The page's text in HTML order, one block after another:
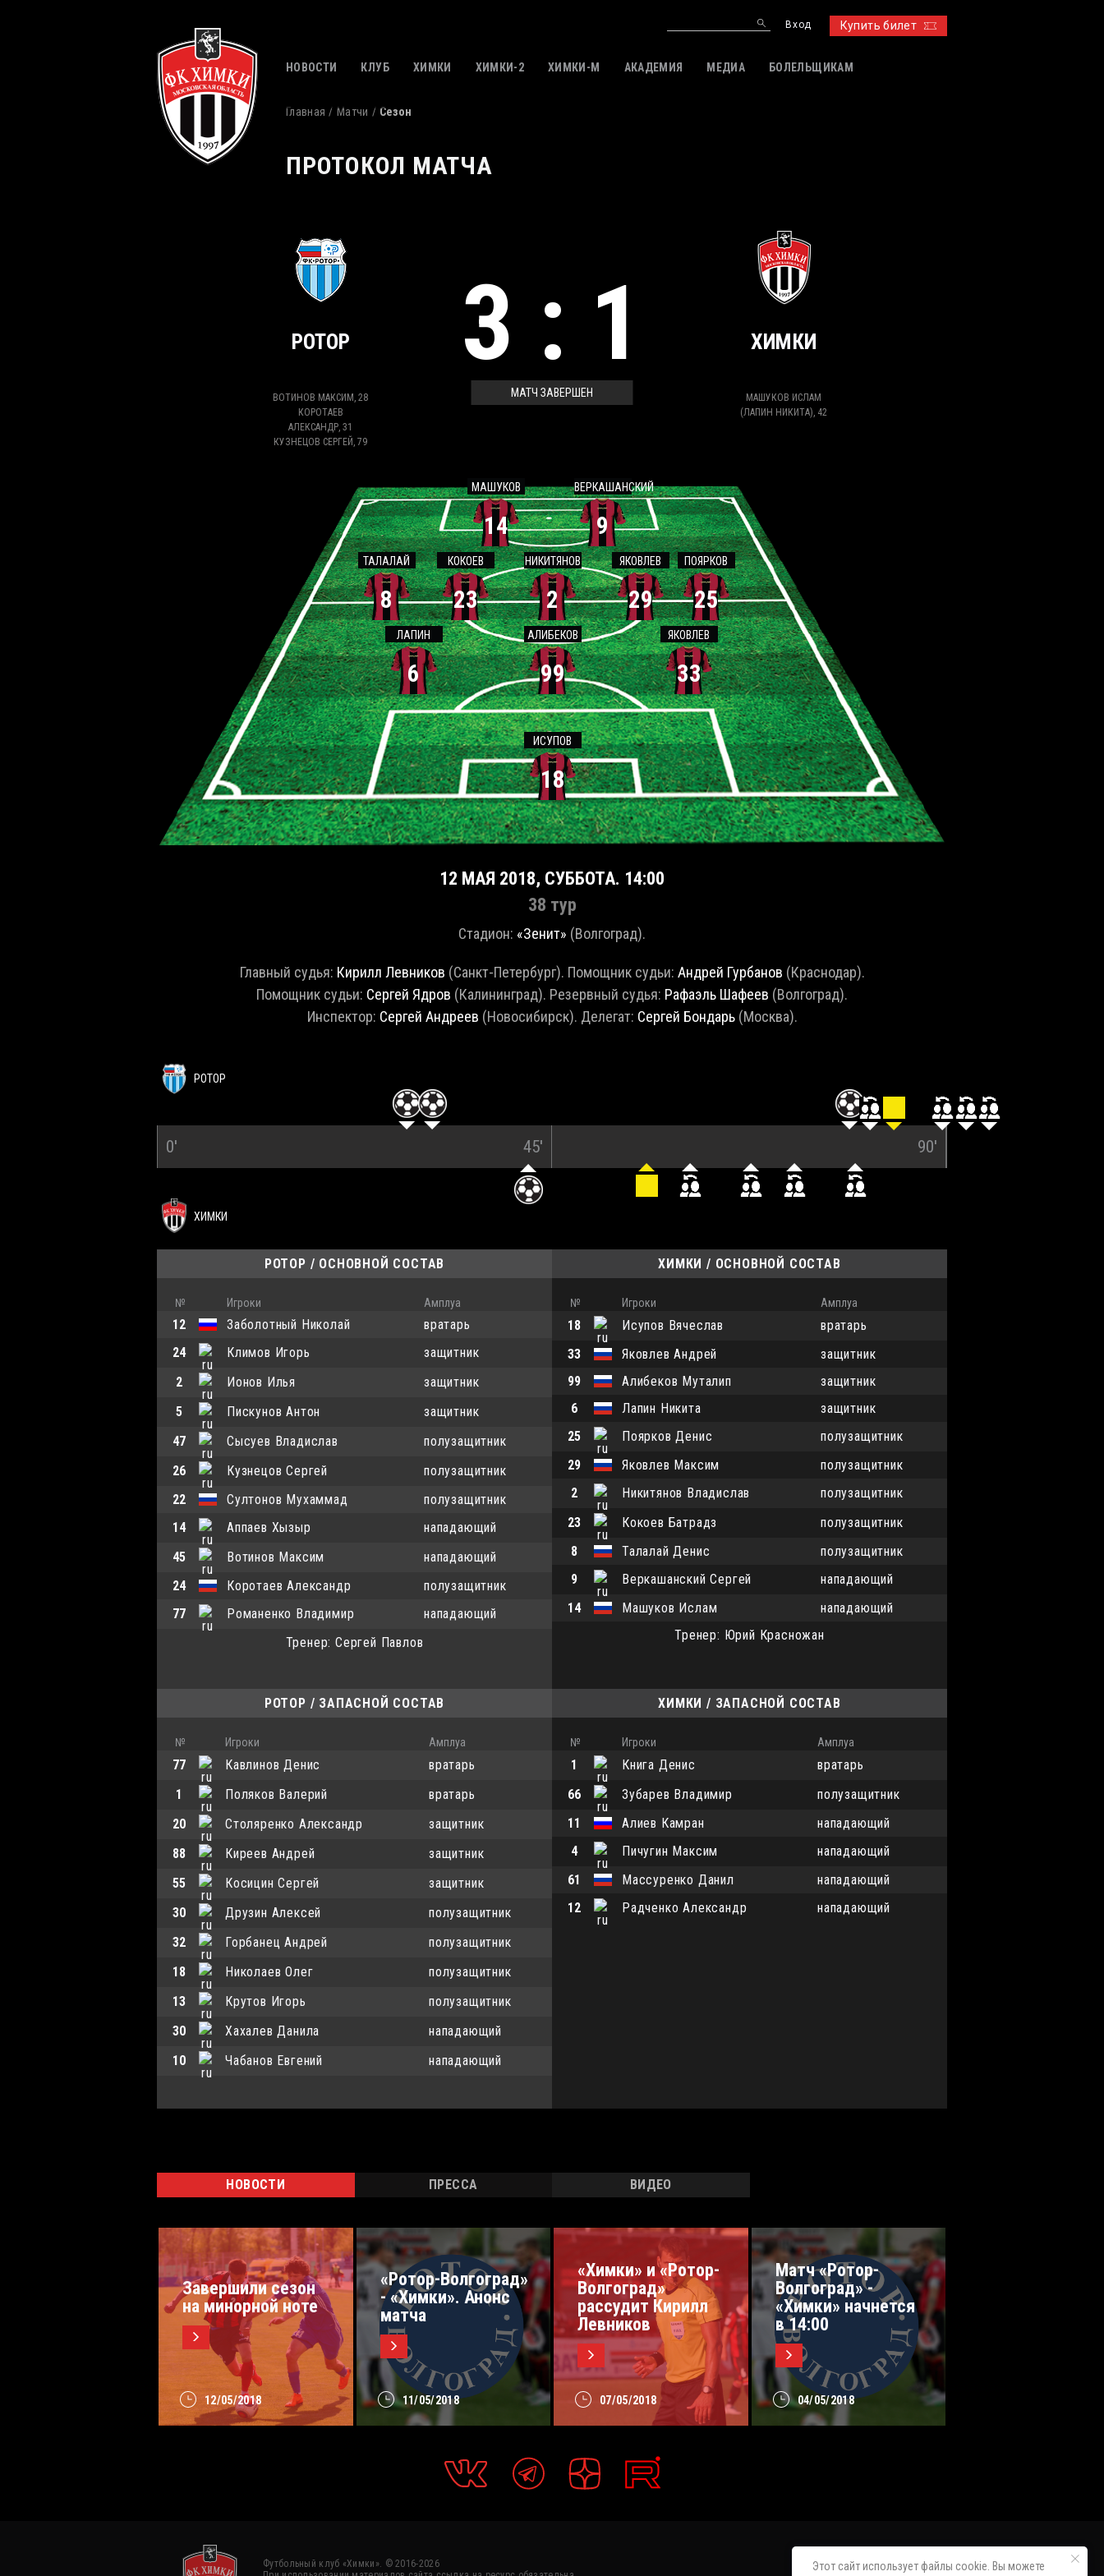
Купить билет
Вход
НОВОСТИ КЛУБ ХИМКИ ХИМКИ-2 ХИМКИ-M АКАДЕМИЯ МЕДИА БОЛЕЛЬЩИКАМ
Главная Матчи Сезон
ПРОТОКОЛ МАТЧА
РОТОР
ВОТИНОВ МАКСИМ, 28
КОРОТАЕВ
АЛЕКСАНДР, 31
КУЗНЕЦОВ СЕРГЕЙ, 79
ХИМКИ
МАШУКОВ ИСЛАМ
(ЛАПИН НИКИТА), 42
3 : 1
МАТЧ ЗАВЕРШЕН
МАШУКОВ
14
ВЕРКАШАНСКИЙ
9
ТАЛАЛАЙ
8
КОКОЕВ
23
НИКИТЯНОВ
2
ЯКОВЛЕВ
29
ПОЯРКОВ
25
ЛАПИН
6
АЛИБЕКОВ
99
ЯКОВЛЕВ
33
ИСУПОВ
18
12 МАЯ 2018, СУББОТА. 14:00
38 тур
Стадион: «Зенит» (Волгоград).
Главный судья: Кирилл Левников (Санкт-Петербург). Помощник судьи: Андрей Гурбанов (Краснодар).
Помощник судьи: Сергей Ядров (Калининград). Резервный судья: Рафаэль Шафеев (Волгоград).
Инспектор: Сергей Андреев (Новосибирск). Делегат: Сергей Бондарь (Москва).
0' 45' 90'
РОТОР
ХИМКИ
РОТОР / ОСНОВНОЙ СОСТАВ ХИМКИ / ОСНОВНОЙ СОСТАВ
№ Игроки Амплуа
12 Заболотный Николай
вратарь
24
Климов Игорь
защитник
2
Ионов Илья
защитник
5
Пискунов Антон
защитник
47
Сысуев Владислав
полузащитник
26
Кузнецов Сергей
полузащитник
22
Султонов Мухаммад
полузащитник
14
Аппаев Хызыр
нападающий
45
Вотинов Максим
нападающий
24
Коротаев Александр
полузащитник
77
Романенко Владимир
нападающий
Тренер: Сергей Павлов
№ Игроки Амплуа
18 Исупов Вячеслав
вратарь
33
Яковлев Андрей
защитник
99
Алибеков Муталип
защитник
6
Лапин Никита
защитник
25
Поярков Денис
полузащитник
29
Яковлев Максим
полузащитник
2
Никитянов Владислав
полузащитник
23
Кокоев Батрадз
полузащитник
8
Талалай Денис
полузащитник
9
Веркашанский Сергей
нападающий
14
Машуков Ислам
нападающий
Тренер: Юрий Красножан
РОТОР / ЗАПАСНОЙ СОСТАВ ХИМКИ / ЗАПАСНОЙ СОСТАВ
№ Игроки Амплуа
77 Кавлинов Денис
вратарь
1
Поляков Валерий
вратарь
20
Столяренко Александр
защитник
88
Киреев Андрей
защитник
55
Косицин Сергей
защитник
30
Друзин Алексей
полузащитник
32
Горбанец Андрей
полузащитник
18
Николаев Олег
полузащитник
13
Крутов Игорь
полузащитник
30
Хахалев Данила
нападающий
10
Чабанов Евгений нападающий
№ Игроки Амплуа
1 Книга Денис
вратарь
66
Зубарев Владимир
полузащитник
11
Алиев Камран
нападающий
4
Пичугин Максим
нападающий
61
Массуренко Данил
нападающий
12
Радченко Александр нападающий
НОВОСТИ ПРЕССА ВИДЕО
12/05/2018
Завершили сезон
на минорной ноте
11/05/2018
«Ротор-Волгоград»
- «Химки». Анонс
матча
07/05/2018
«Химки» и «Ротор-
Волгоград»
рассудит Кирилл
Левников
04/05/2018
Матч «Ротор-
Волгоград» -
«Химки» начнется
в 14:00
Футбольный клуб «Химки». © 2016-2026
Этот сайт использует файлы cookie. Вы можете